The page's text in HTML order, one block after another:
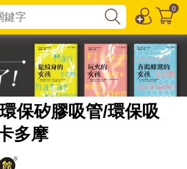
0
保矽膠吸管/環保吸
多摩